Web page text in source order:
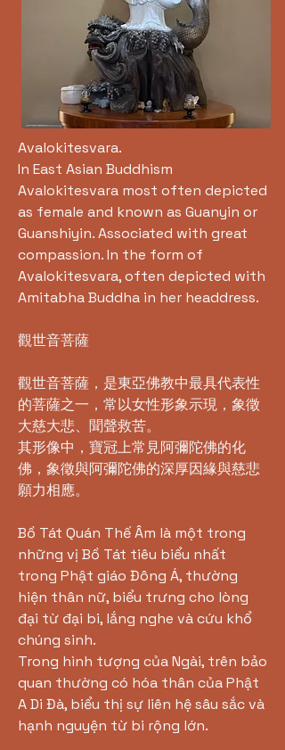
Avalokitesvara.
In East Asian Buddhism
Avalokitesvara most often depicted
as female and known as Guanyin or
Guanshiyin. Associated with great
compassion. In the form of
Avalokitesvara, often depicted with
Amitabha Buddha in her headdress.
觀世音菩薩
觀世音菩薩，是東亞佛教中最具代表性
的菩薩之一，常以女性形象示現，象徵
大慈大悲、聞聲救苦。
其形像中，寶冠上常見阿彌陀佛的化
佛，象徵與阿彌陀佛的深厚因緣與慈悲
願力相應。
Bồ Tát Quán Thế Âm là một trong
những vị Bồ Tát tiêu biểu nhất
trong Phật giáo Đông Á, thường
hiện thân nữ, biểu trưng cho lòng
đại từ đại bi, lắng nghe và cứu khổ
chúng sinh.
Trong hình tượng của Ngài, trên bảo
quan thường có hóa thân của Phật
A Di Đà, biểu thị sự liên hệ sâu sắc và
hạnh nguyện từ bi rộng lớn.